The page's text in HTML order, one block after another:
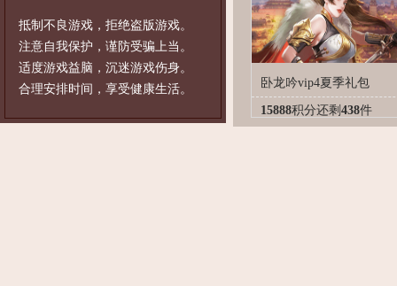
抵制不良游戏，拒绝盗版游戏。
注意自我保护，谨防受骗上当。
适度游戏益脑，沉迷游戏伤身。
合理安排时间，享受健康生活。
卧龙吟vip4夏季礼包
15888积分还剩 438件